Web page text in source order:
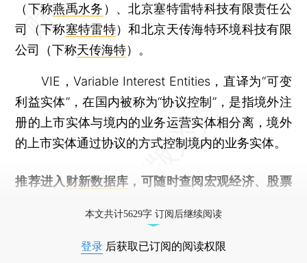
（下称燕禹水务 ）、北京塞特雷特科技有限责任公
司（下称塞特雷特）和北京天传海特环境科技有限
公司（下称天传海特）。
VIE，Variable Interest Entities，直译为“可变
利益实体”，在国内被称为“协议控制”，是指境外注
册的上市实体与境内的业务运营实体相分离，境外
的上市实体通过协议的方式控制境内的业务实体。
推荐进入 财新数据库 ，可随时查阅宏观经济、股票
本文共计5629字 订阅后继续阅读
登录 后获取已订阅的阅读权限